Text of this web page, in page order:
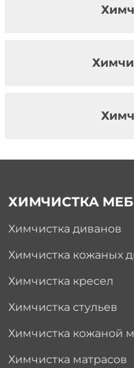
ХИМЧИСТКА
Химчистка диванов
Химчистка кожаных
Химчистка кресел
Химчистка стульев
Химчистка кожаной
Химчистка матрасов